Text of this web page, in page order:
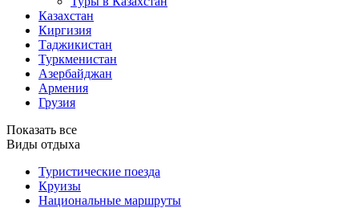
Казахстан
Киргизия
Таджикистан
Туркменистан
Азербайджан
Армения
Грузия
Показать все
Виды отдыха
Туристические поезда
Круизы
Национальные маршруты